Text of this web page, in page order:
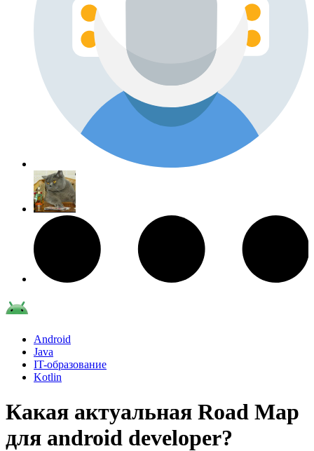
Android
Java
IT-образование
Kotlin
Какая актуальная Road Map
для android developer?